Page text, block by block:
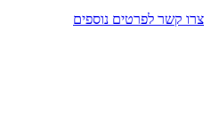
צרו קשר לפרטים נוספים